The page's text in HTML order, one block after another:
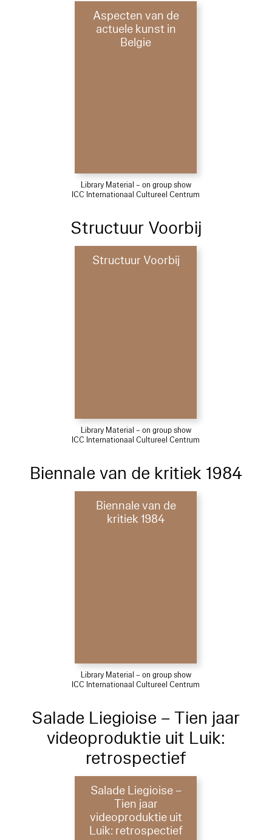
Aspecten van de
actuele kunst in
Belgie
Library Material – on group show
ICC Internationaal Cultureel Centrum
Structuur Voorbij
Structuur Voorbij
Library Material – on group show
ICC Internationaal Cultureel Centrum
Biennale van de kritiek 1984
Biennale van de
kritiek 1984
Library Material – on group show
ICC Internationaal Cultureel Centrum
Salade Liegioise – Tien jaar
videoproduktie uit Luik:
retrospectief
Salade Liegioise –
Tien jaar
videoproduktie uit
Luik: retrospectief